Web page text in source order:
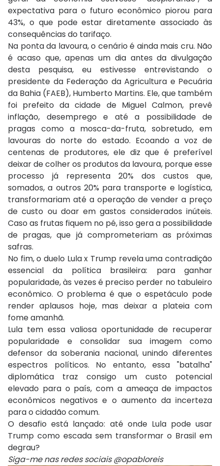
expectativa para o futuro econômico piorou para
43%, o que pode estar diretamente associado às
consequências do tarifaço.
Na ponta da lavoura, o cenário é ainda mais cru. Não
é acaso que, apenas um dia antes da divulgação
desta pesquisa, eu estivesse entrevistando o
presidente da Federação da Agricultura e Pecuária
da Bahia (FAEB), Humberto Martins. Ele, que também
foi prefeito da cidade de Miguel Calmon, prevê
inflação, desemprego e até a possibilidade de
pragas como a mosca-da-fruta, sobretudo, em
lavouras do norte do estado. Ecoando a voz de
centenas de produtores, ele diz que é preferível
deixar de colher os produtos da lavoura, porque esse
processo já representa 20% dos custos que,
somados, a outros 20% para transporte e logística,
transformariam até a operação de vender a preço
de custo ou doar em gastos considerados inúteis.
Caso as frutas fiquem no pé, isso gera a possibilidade
de pragas, que já comprometeriam as próximas
safras.
No fim, o duelo Lula x Trump revela uma contradição
essencial da política brasileira: para ganhar
popularidade, às vezes é preciso perder no tabuleiro
econômico. O problema é que o espetáculo pode
render aplausos hoje, mas deixar a plateia com
fome amanhã.
Lula tem essa valiosa oportunidade de recuperar
popularidade e consolidar sua imagem como
defensor da soberania nacional, unindo diferentes
espectros políticos. No entanto, essa "batalha"
diplomática traz consigo um custo potencial
elevado para o país, com a ameaça de impactos
econômicos negativos e o aumento da incerteza
para o cidadão comum.
O desafio está lançado: até onde Lula pode usar
Trump como escada sem transformar o Brasil em
degrau?
Siga-me nas redes sociais @opabloreis